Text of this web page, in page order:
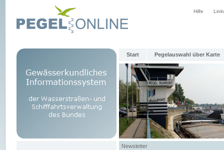
Hilfe
Start Pegelauswahl über Karte
Newsletter